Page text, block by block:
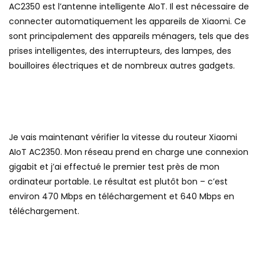
AC2350 est l’antenne intelligente AIoT. Il est nécessaire de
connecter automatiquement les appareils de Xiaomi. Ce
sont principalement des appareils ménagers, tels que des
prises intelligentes, des interrupteurs, des lampes, des
bouilloires électriques et de nombreux autres gadgets.
Je vais maintenant vérifier la vitesse du routeur Xiaomi
AIoT AC2350. Mon réseau prend en charge une connexion
gigabit et j’ai effectué le premier test près de mon
ordinateur portable. Le résultat est plutôt bon – c’est
environ 470 Mbps en téléchargement et 640 Mbps en
téléchargement.